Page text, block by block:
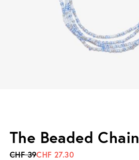
The Beaded Chain
CHF 39CHF 27.30